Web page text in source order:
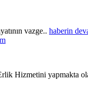
vazge.. haberin
Hizmetini yapmakta